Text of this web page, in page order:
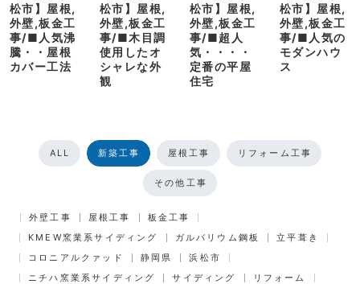
松市】屋根,
外壁,板金工
事/■人気沸
騰・・屋根
カバー工法
松市】屋根,
外壁,板金工
事/■木目調
使用したオ
シャレな外
観
松市】屋根,
外壁,板金工
事/■超人
気・・・・
定番の平屋
住宅
松市】屋根,
外壁,板金工
事/■人気の
モダンハウ
ス
ALL 新築工事 屋根工事 リフォーム工事
その他工事
外壁工事 屋根工事
板金工事
KMEW窯業系サイディング
ガルバリウム鋼板
立平葺き
コロニアルクァッド
静岡県
浜松市
ニチハ窯業系サイディング
サイディング
リフォーム